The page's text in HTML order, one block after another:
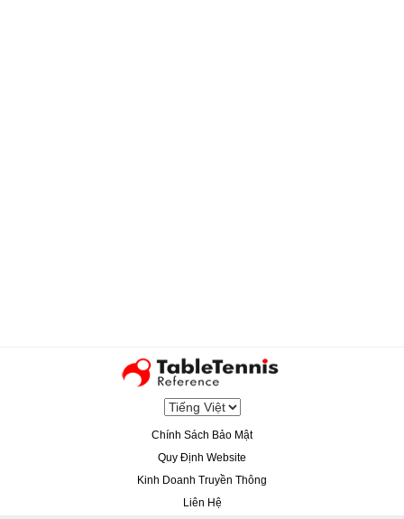
Chính Sách Bảo Mật
Quy Định Website
Kinh Doanh Truyền Thông
Liên Hệ